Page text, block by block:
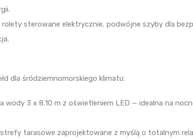
sterowane elektrycznie, podwójne szyby dla
dla śródziemnomorskiego klimatu:
wody 3 x 8,10 m z oświetleniem LED — idealna na
tarasowe zaprojektowane z myślą o totalnym